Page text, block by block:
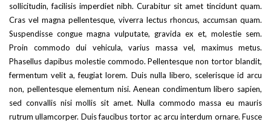
sollicitudin, facilisis imperdiet nibh. Curabitur sit amet tincidunt quam.
Cras vel magna pellentesque, viverra lectus rhoncus, accumsan quam.
Suspendisse congue magna vulputate, gravida ex et, molestie sem.
Proin commodo dui vehicula, varius massa vel, maximus metus.
Phasellus dapibus molestie commodo. Pellentesque non tortor blandit,
fermentum velit a, feugiat lorem. Duis nulla libero, scelerisque id arcu
non, pellentesque elementum nisi. Aenean condimentum libero sapien,
sed convallis nisi mollis sit amet. Nulla commodo massa eu mauris
rutrum ullamcorper. Duis faucibus tortor ac arcu interdum ornare. Fusce